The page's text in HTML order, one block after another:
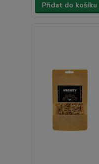
Přidat do košíku